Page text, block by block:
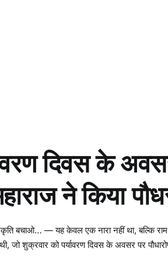
दिवस के
ने किया
बचाओ… — यह केवल एक नारा नहीं था, बल्कि राम
जो शुक्रवार को पर्यावरण दिवस के अवसर पर